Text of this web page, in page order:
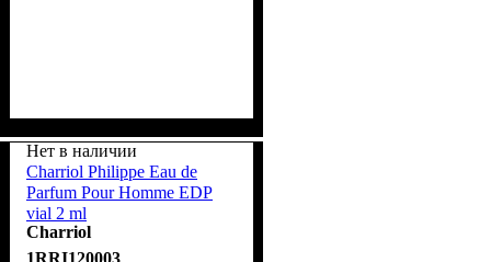
Нет в наличии
Charriol Philippe Eau de
Parfum Pour Homme EDP
vial 2 ml
Charriol
1RRI120003